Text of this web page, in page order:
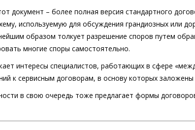
документ – более полная версия стандартного
используемую для обсуждения грандиозных или
образом толкует разрешение споров путем
многие споры самостоятельно.
интересы специалистов, работающих в сфере
к сервисным договорам, в основу которых
в свою очередь тоже предлагает формы